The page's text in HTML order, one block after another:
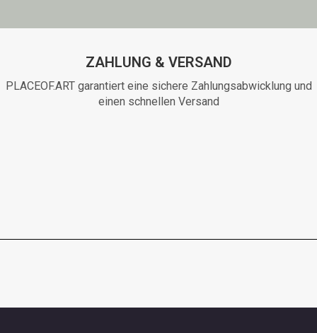
ZAHLUNG & VERSAND
PLACEOF.ART garantiert eine sichere Zahlungsabwicklung und
einen schnellen Versand